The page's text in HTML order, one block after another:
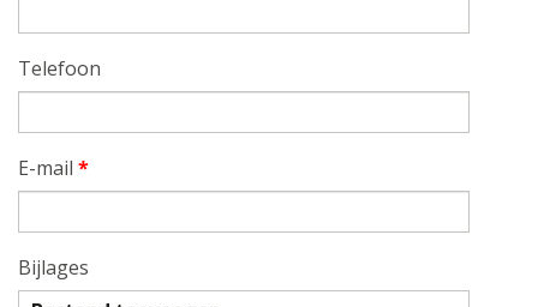
Telefoon
E-mail *
Bijlages